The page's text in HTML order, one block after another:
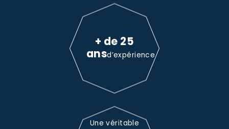
+ de 25
ansd’expérience
Une véritable